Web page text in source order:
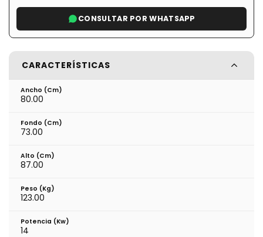
CONSULTAR POR WHATSAPP
CARACTERÍSTICAS
Ancho (cm)
80.00
Fondo (cm)
73.00
Alto (cm)
87.00
Peso (kg)
123.00
Potencia (Kw)
14